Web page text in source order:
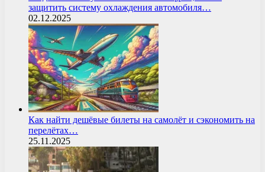
защитить систему охлаждения автомобиля…
02.12.2025
Как найти дешёвые билеты на самолёт и сэкономить на
перелётах…
25.11.2025